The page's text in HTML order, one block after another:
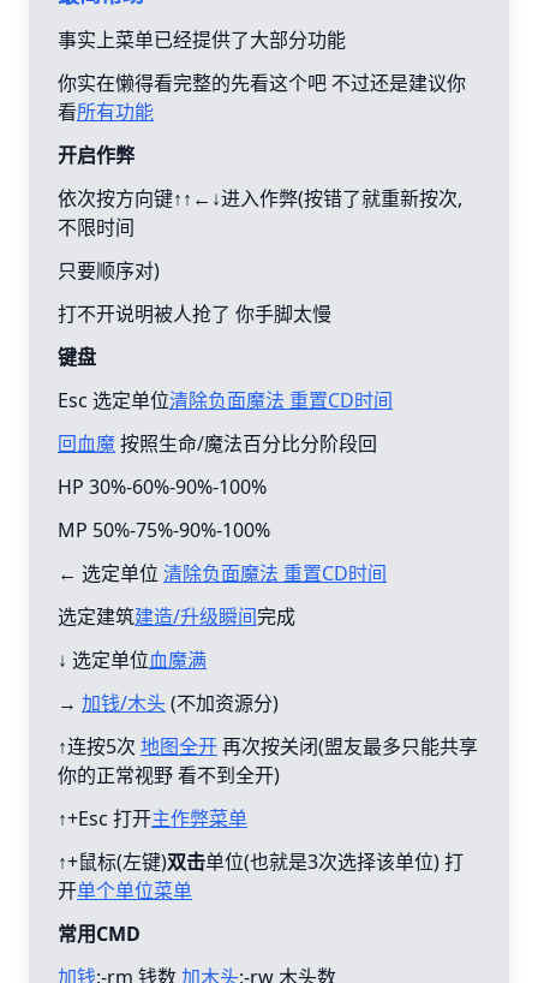
事实上菜单已经提供了大部分功能
你实在懒得看完整的先看这个吧 不过还是建议你
看所有功能
开启作弊
依次按方向键↑↑←↓进入作弊(按错了就重新按次,
不限时间
只要顺序对)
打不开说明被人抢了 你手脚太慢
键盘
Esc 选定单位清除负面魔法 重置CD时间
回血魔按照生命/魔法百分比分阶段回
HP 30%-60%-90%-100%
MP 50%-75%-90%-100%
← 选定单位 清除负面魔法 重置CD时间
选定建筑建造/升级瞬间完成
↓ 选定单位血魔满
→ 加钱/木头(不加资源分)
↑连按5次 地图全开再次按关闭(盟友最多只能共享
你的正常视野 看不到全开)
↑+Esc 打开主作弊菜单
↑+鼠标(左键)双击单位(也就是3次选择该单位) 打
开单个单位菜单
常用CMD
加钱:-rm 钱数加木头:-rw 木头数